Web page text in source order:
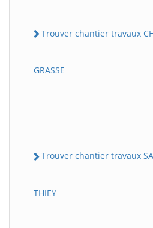
Trouver chantier travaux
GRASSE
Trouver chantier travaux
THIEY